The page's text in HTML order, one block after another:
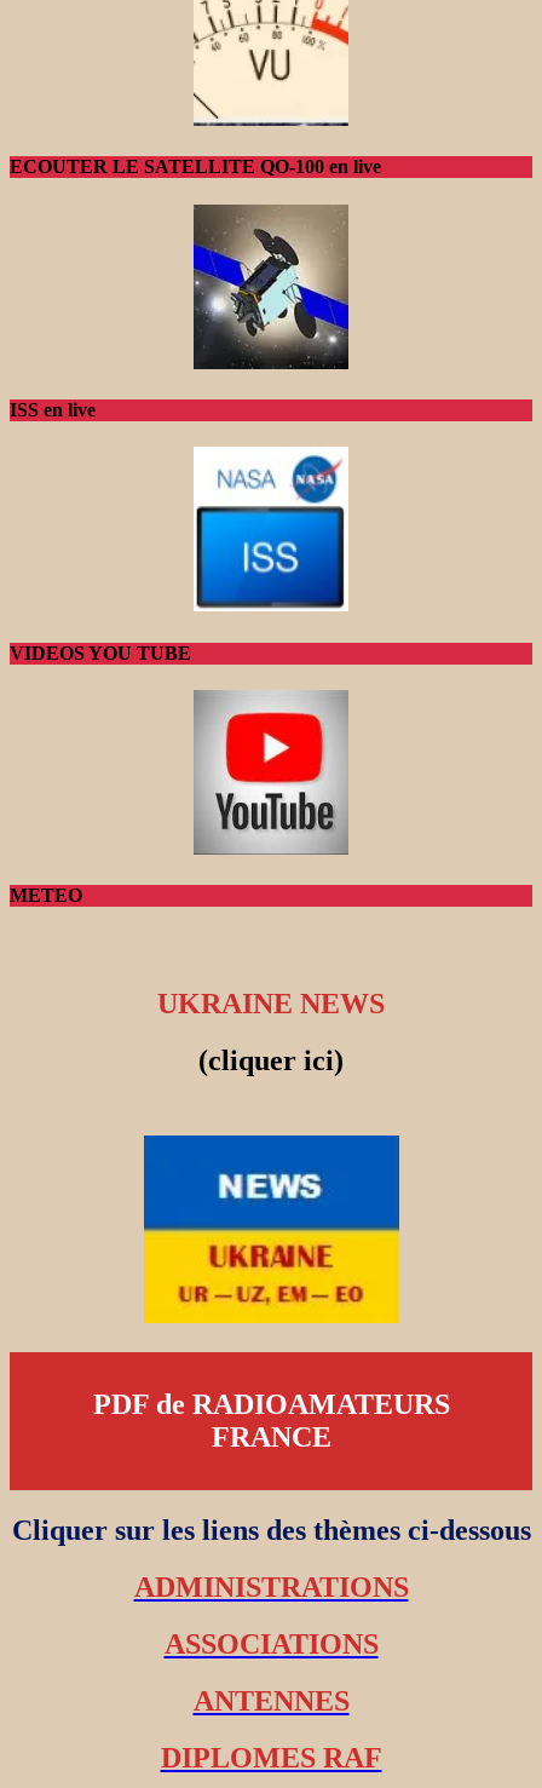
ECOUTER LE SATELLITE QO-100 en live
ISS en live
VIDEOS YOU TUBE
METEO
UKRAINE NEWS
(cliquer ici)
PDF de RADIOAMATEURS
FRANCE
Cliquer sur les liens des thèmes ci-dessous
ADMINISTRATIONS
ASSOCIATIONS
ANTENNES
DIPLOMES RAF